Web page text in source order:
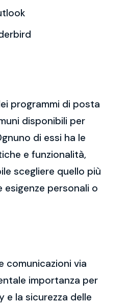
programmi di posta
disponibili per
di essi ha le
e funzionalità,
scegliere quello più
personali o
comunicazioni via
importanza per
e la sicurezza delle